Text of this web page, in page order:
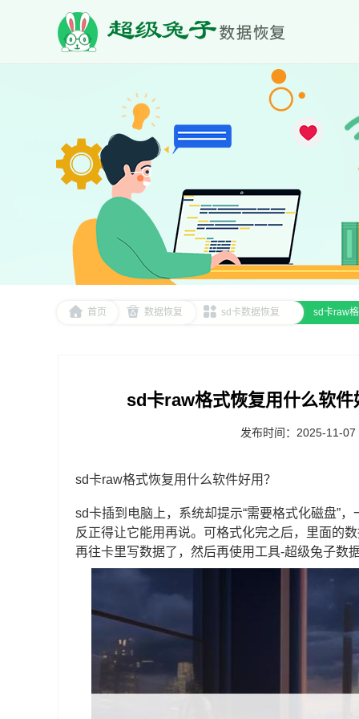
首页 数据恢复 sd卡数据恢复 sd卡raw
sd卡raw格式恢复用什么软
发布时间：2025-11-07
sd卡raw格式恢复用什么软件好用？
sd卡插到电脑上，系统却提示“需要格式化磁盘”
反正得让它能用再说。可格式化完之后，里面的
再往卡里写数据了，然后再使用工具-超级兔子数